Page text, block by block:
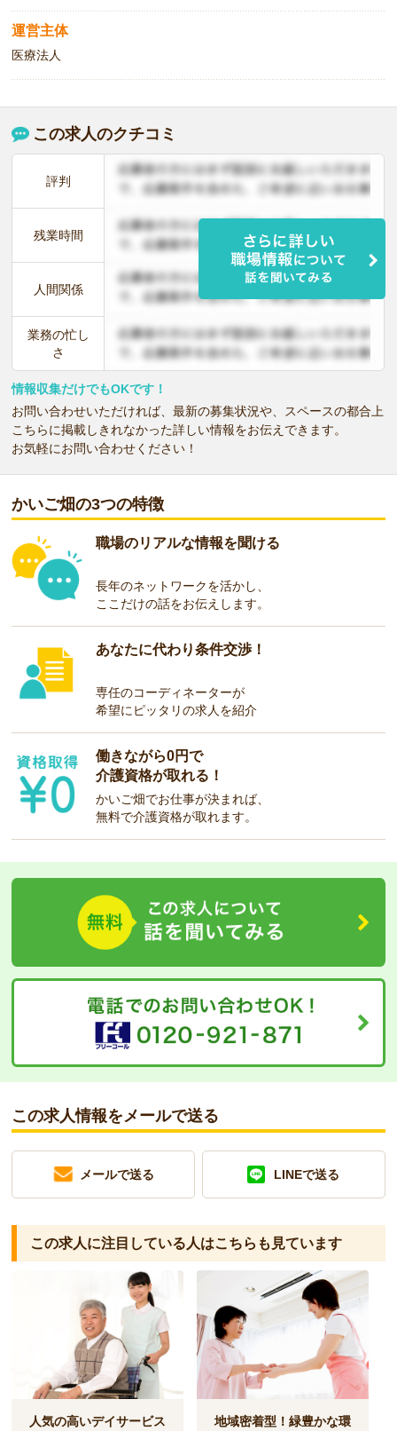
運営主体
医療法人
この求人のクチコミ
評判
残業時間
人間関係
業務の忙し
さ
情報収集だけでもOKです！
お問い合わせいただければ、最新の募集状況や、スペースの都合上
こちらに掲載しきれなかった詳しい情報をお伝えできます。
お気軽にお問い合わせください！
かいご畑の3つの特徴
職場のリアルな情報を聞ける
長年のネットワークを活かし、
ここだけの話をお伝えします。
あなたに代わり条件交渉！
専任のコーディネーターが
希望にピッタリの求人を紹介
働きながら0円で
介護資格が取れる！
かいご畑でお仕事が決まれば、
無料で介護資格が取れます。
この求人情報をメールで送る
メールで送る LINEで送る
この求人に注目している人はこちらも見ています
人気の高いデイサービス
地域密着型！緑豊かな環